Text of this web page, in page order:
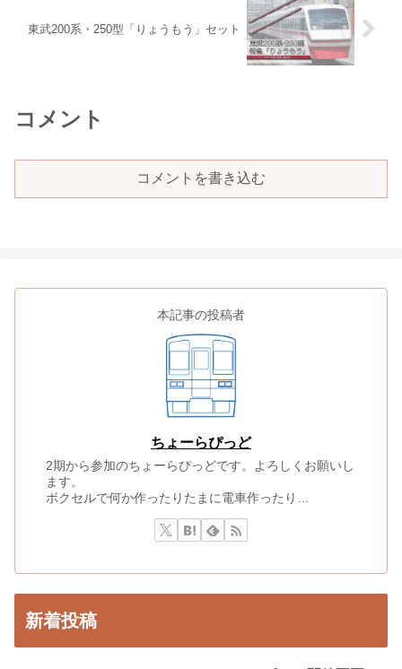
東武200系・250型「りょうもう」セット
コメント
コメントを書き込む
本記事の投稿者
ちょーらぴっど
2期から参加のちょーらぴっどです。よろしくお願いし
ます。
ボクセルで何か作ったりたまに電車作ったり…
新着投稿